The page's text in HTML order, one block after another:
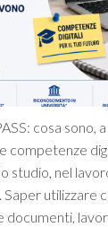
cosa sono,
competenze
studio, nel
Saper utilizzare
documenti,